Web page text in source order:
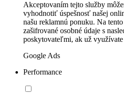
Akceptovaním tejto služby
vyhodnotiť úspešnosť našej
našu reklamnú ponuku. Na
zašifrované osobné údaje s
poskytovateľmi, ak už
Google Ads
Performance